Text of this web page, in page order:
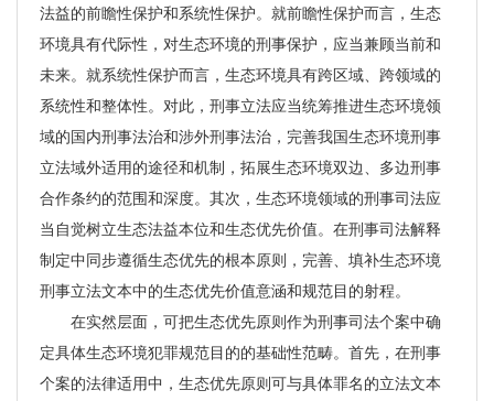
法益的前瞻性保护和系统性保护。就前瞻性保护而言，生态
环境具有代际性，对生态环境的刑事保护，应当兼顾当前和
未来。就系统性保护而言，生态环境具有跨区域、跨领域的
系统性和整体性。对此，刑事立法应当统筹推进生态环境领
域的国内刑事法治和涉外刑事法治，完善我国生态环境刑事
立法域外适用的途径和机制，拓展生态环境双边、多边刑事
合作条约的范围和深度。其次，生态环境领域的刑事司法应
当自觉树立生态法益本位和生态优先价值。在刑事司法解释
制定中同步遵循生态优先的根本原则，完善、填补生态环境
刑事立法文本中的生态优先价值意涵和规范目的射程。
在实然层面，可把生态优先原则作为刑事司法个案中确
定具体生态环境犯罪规范目的的基础性范畴。首先，在刑事
个案的法律适用中，生态优先原则可与具体罪名的立法文本